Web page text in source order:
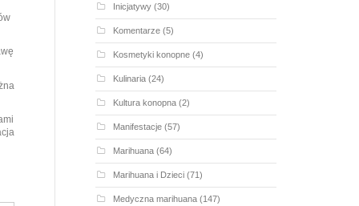
Inicjatywy(30)
Komentarze(5)
Kosmetyki konopne(4)
Kulinaria(24)
Kultura konopna(2)
Manifestacje(57)
Marihuana(64)
Marihuana i Dzieci(71)
Medyczna marihuana(147)